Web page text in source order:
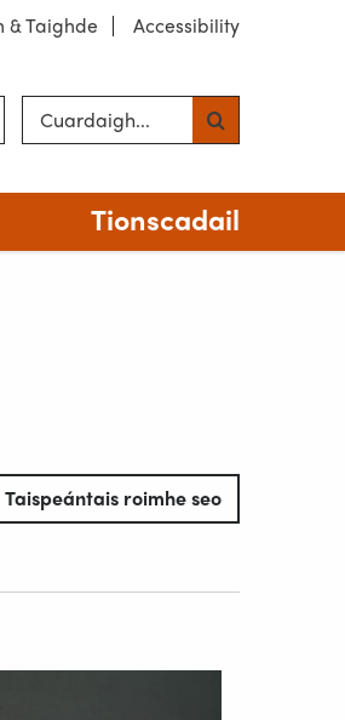
& Taighde Accessibility
Cuardaigh suíomh
Hint
Tionscadail
Taispeántais roimhe seo